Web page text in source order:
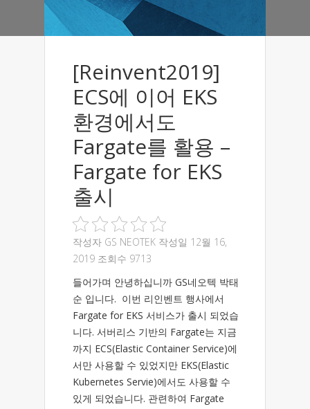
[Reinvent2019]
ECS에 이어 EKS
환경에서도
Fargate를 활용 –
Fargate for EKS
출시
작성자 GS NEOTEK 작성일 12월 16,
2019 조회수 9713
들어가며 안녕하십니까 GS네오텍 박태
순 입니다. 이번 리인벤트 행사에서
Fargate for EKS 서비스가 출시 되었습
니다. 서버리스 기반의 Fargate는 지금
까지 ECS(Elastic Container Service)에
서만 사용할 수 있었지만 EKS(Elastic
Kubernetes Servie)에서도 사용할 수
있게 되었습니다. 관련하여 Fargate